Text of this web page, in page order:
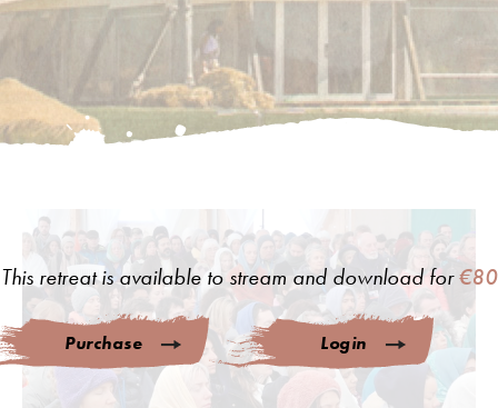
This retreat is available to stream and download for€80
Purchase Login